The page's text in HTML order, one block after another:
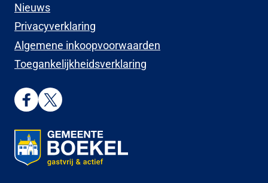
Nieuws
Privacyverklaring
Algemene inkoopvoorwaarden
Toegankelijkheidsverklaring